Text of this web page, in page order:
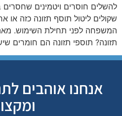
להשלים חוסרים ויטמינים
שקולים ליטול תוסף תזונה כזה או
המשפחה לפני תחילת השימוש.
תזונה? תוספי תזונה הם
אנחנו אוהבים